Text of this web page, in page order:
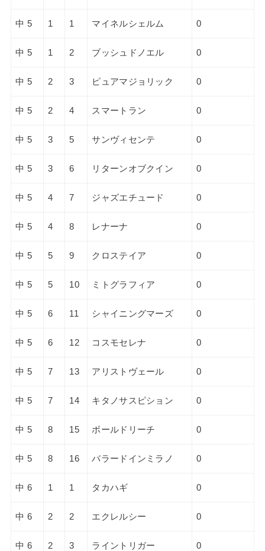
中 5 1 1 マイネルシェルム 0
中 5 1 2 ブッシュドノエル 0
中 5 2 3 ピュアマジョリック 0
中 5 2 4 スマートラン 0
中 5 3 5 サンヴィセンテ 0
中 5 3 6 リターンオブクイン 0
中 5 4 7 ジャズエチュード 0
中 5 4 8 レナーナ 0
中 5 5 9 クロステイア 0
中 5 5 10 ミトグラフィア 0
中 5 6 11 シャイニングマーズ 0
中 5 6 12 コスモセレナ 0
中 5 7 13 アリストヴェール 0
中 5 7 14 キタノサスピション 0
中 5 8 15 ボールドリーチ 0
中 5 8 16 バラードインミラノ 0
中 6 1 1 タカハギ 0
中 6 2 2 エクレルシー 0
中 6 2 3 ライントリガー 0